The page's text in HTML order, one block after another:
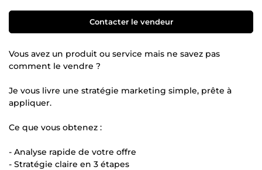
Contacter le vendeur
Vous avez un produit ou service mais ne savez pas
comment le vendre ?
Je vous livre une stratégie marketing simple, prête à
appliquer.
Ce que vous obtenez :
- Analyse rapide de votre offre
- Stratégie claire en 3 étapes